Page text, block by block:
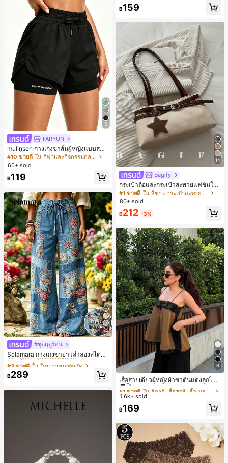
5
FARYUN
mulinsen กางเกงขาสั้นผู้หญิงแบบสบา
ยๆ สีพื้น หลวม อเนกประสงค์ กางเกงขา
สั้นกีฬา 2-In-1 สำหรับวิ่ง ฟิตเนส และก
#10 ขายดี
ใน กีฬาและกิจกรรมกลางแจ้ง
60+ sold
฿119
22
#ชุดฤดูร้อน
Selamara กางเกงขายาวลำลองสไตล์โ
บฮีเมียนสำหรับพักผ่อน สีกากี ผิวสัมผัส
มีเท็กซ์เจอร์ เอวสูงทรงหลวม เอวยางยืด
พร้อมเชือกรูด ทรงขาตรงทิ้งตัว ขากว้า
ดินทาง
#3 ขายดี
ใน ใหม่ กางเกงผู้หญิง
40+ พูดว่า "คุณภาพเนื้อผ้าดี"
#3 ขายดี ใน ใหม่ กางเกงผู้หญิง
40+ พูดว่า "คุณภาพเนื้อผ้าดี"
#3 ขายดี ใน ใหม่ กางเกงผู้หญิง
40+ พูดว่า "คุณภาพเนื้อผ้าดี"
#3 ขายดี
40+ พูดว่า "คุณภาพเนื้อผ้าดี"
฿289
จำวัน, กลางแจ้ง, ช้อปปิ้ง, การเดินทาง
฿159
14
Bagify
กระเป๋าถือและกระเป๋าสะพายแฟชั่นให
ม่ ตกแต่งด้วยเข็มขัด เหมาะสำหรับงาน
ปาร์ตี้ การรวมตัว การออกไปข้างนอก ก
ารท่องเที่ยว การช้อปปิ้ง และการใช้งาน
ประจำวัน สามารถเก็บเหรียญ โทรศัพท์
เหมาะสำหรับกระเป๋าทำงานของพนักง
านออฟฟิศ นักศึกษามหาวิทยาลัย และ
พนักงานออฟฟิศ กระเป๋าผู้หญิงที่หรูหรา
#1 ขายดี
ใน สีขาว กระเป๋าสะพายผู้หญิง
80+ sold
฿212 -3%
6
เสื้อสายเดี่ยวผู้หญิงผ้าซาตินแต่งลูกไม้
- เสื้อสายเดี่ยวฤดูร้อนสีคากีมีรอยผ่าด้า
นข้างที่น่าดึงดูดแบบสบายๆ
#1 ขายดี
ใน สีกากี เสื้อสตรี เสื้อเบลาส์ & Tee
ลูกค้ากลับมาซื้อซ้ำ!
100+ พูดว่า "ไม่มีกลิ่น"
#1 ขายดี
ลูกค้ากลับมาซื้อซ้ำ!
100+ พูดว่า "ไม่มีกลิ่น"
#1 ขายดี
ลูกค้ากลับมาซื้อซ้ำ!
100+ พูดว่า "ไม่มีกลิ่น"
#1 ขายดี
ใน สีกากี เสื้อสตรี เสื้อเบลาส์ & Tee
100+ พูดว่า "ไม่มีกลิ่น"
1.6k+ sold
฿169